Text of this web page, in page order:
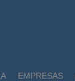
EMPRESAS